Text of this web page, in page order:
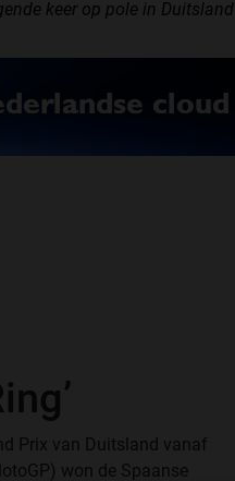
keer op pole in Duitsland
Prix van Duitsland vanaf
won de Spaanse